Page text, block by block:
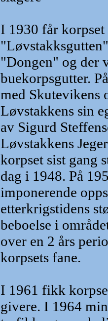
I 1930 får
"Dongen" og der
buekorpsgutter.
med Skutevikens
Løvstakkens sin
av Sigurd
Løvstakkens
korpset sist gang
dag i 1948. På
imponerende
etterkrigstidens
beboelse i
over en 2 års
korpsets fane.
I 1961 fikk
givere. I 1964